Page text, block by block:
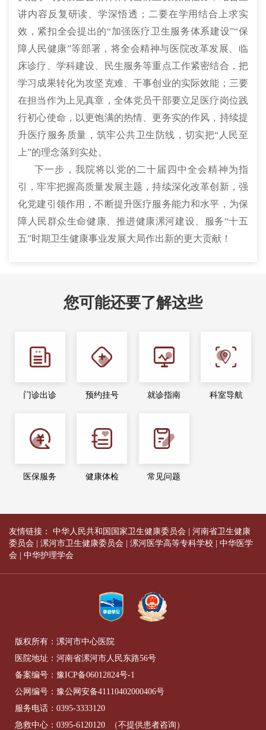
讲内容反复研读、学深悟透；二要在学用结合上求实
效，紧扣全会提出的“加强医疗卫生服务体系建设”“保
障人民健康”等部署，将全会精神与医院改革发展、临
床诊疗、学科建设、民生服务等重点工作紧密结合，把
学习成果转化为攻坚克难、干事创业的实际效能；三要
在担当作为上见真章，全体党员干部要立足医疗岗位践
行初心使命，以更饱满的热情、更务实的作风，持续提
升医疗服务质量，筑牢公共卫生防线，切实把“人民至
上”的理念落到实处。
下一步，我院将以党的二十届四中全会精神为指
引，牢牢把握高质量发展主题，持续深化改革创新，强
化党建引领作用，不断提升医疗服务能力和水平，为保
障人民群众生命健康、推进健康漯河建设、服务“十五
五”时期卫生健康事业发展大局作出新的更大贡献！
您可能还要了解这些
门诊出诊 预约挂号 就诊指南 科室导航
医保服务 健康体检 常见问题
友情链接： 中华人民共和国国家卫生健康委员会
河南省卫生健康
委员会
漯河市卫生健康委员会 漯河医学高等专科学校
中华医学
会
中华护理学会
版权所有：漯河市中心医院
医院地址：河南省漯河市人民东路56号
备案编号： 豫ICP备06012824号-1
公网编号： 豫公网安备41110402000406号
服务电话： 0395-3333120
急救中心： 0395-6120120 （不提供患者咨询）